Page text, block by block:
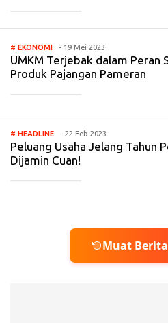
# EKONOMI - 19 Mei 2023
UMKM Terjebak dalam Peran
Produk Pajangan Pameran
# HEADLINE - 22 Feb 2023
Peluang Usaha Jelang Tahun
Dijamin Cuan!
Muat